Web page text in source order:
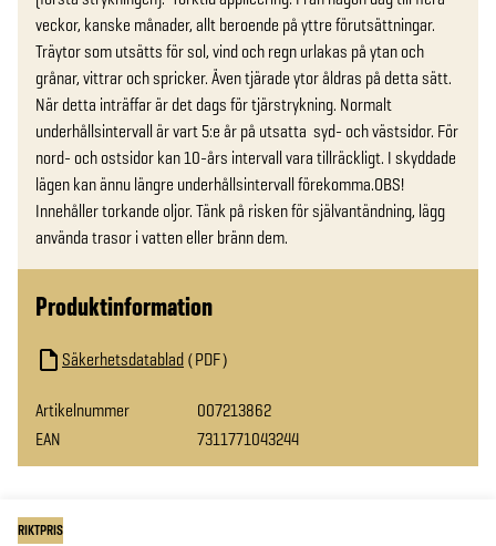
veckor, kanske månader, allt beroende på yttre förutsättningar.
Träytor som utsätts för sol, vind och regn urlakas på ytan och
grånar, vittrar och spricker. Även tjärade ytor åldras på detta sätt.
När detta inträffar är det dags för tjärstrykning. Normalt
underhållsintervall är vart 5:e år på utsatta  syd- och västsidor. För
nord- och ostsidor kan 10-års intervall vara tillräckligt. I skyddade
lägen kan ännu längre underhållsintervall förekomma.OBS!
Innehåller torkande oljor. Tänk på risken för självantändning, lägg
använda trasor i vatten eller bränn dem.
Produktinformation
Säkerhetsdatablad PDF
Artikelnummer
007213862
EAN
7311771043244
RIKTPRIS